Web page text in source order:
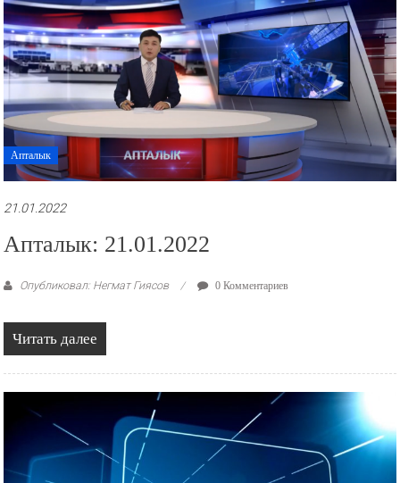
Апталык
21.01.2022
Апталык: 21.01.2022
Опубликовал: Негмат Гиясов 0 Комментариев
Читать далее